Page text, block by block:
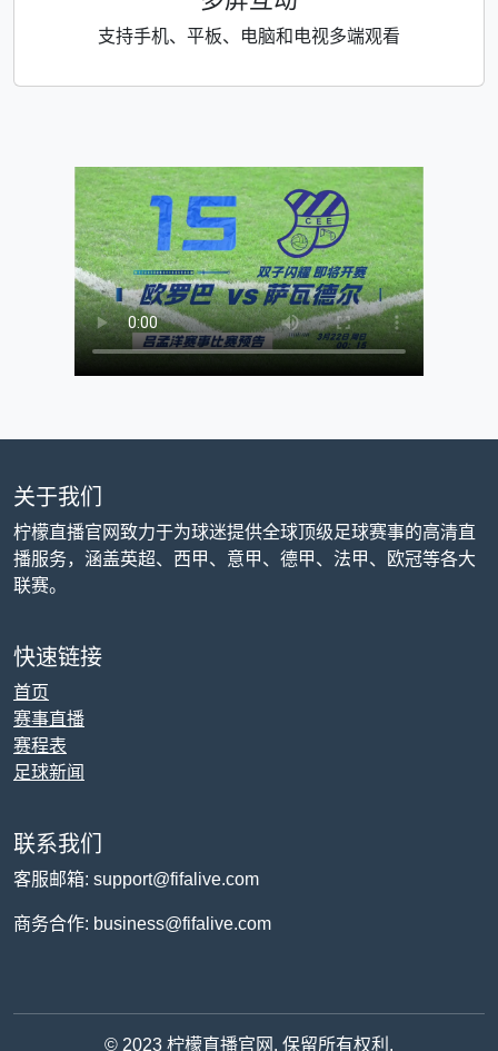
支持手机、平板、电脑和电视多端观看
关于我们
柠檬直播官网致力于为球迷提供全球顶级足球赛事的高清直
播服务，涵盖英超、西甲、意甲、德甲、法甲、欧冠等各大
联赛。
快速链接
首页
赛事直播
赛程表
足球新闻
联系我们
客服邮箱: support@fifalive.com
商务合作: business@fifalive.com
© 2023 柠檬直播官网. 保留所有权利.